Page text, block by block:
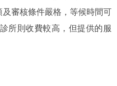
審核條件嚴格，等候時間可
所則收費較高，但提供的服